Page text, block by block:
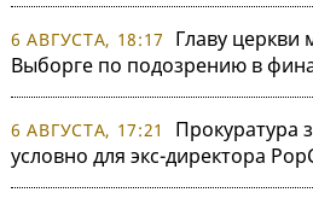
6 АВГУСТА, 18:17
Главу
Выборге по подозрению в
6 АВГУСТА, 17:21
Прокуратура
условно для экс-директора